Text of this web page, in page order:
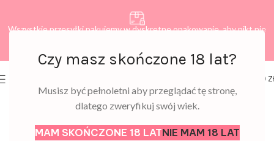
Czy masz skończone 18 lat?
Musisz być pełnoletni aby przeglądać tę stronę,
dlatego zweryfikuj swój wiek.
MAM SKOŃCZONE 18 LATNIE MAM 18 LAT
Wszystkie przesyłki pakujemy w dyskretne opakowanie, aby nikt nie
0,00